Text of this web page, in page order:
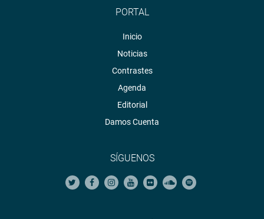
PORTAL
Inicio
Noticias
Contrastes
Agenda
Editorial
Damos Cuenta
SÍGUENOS